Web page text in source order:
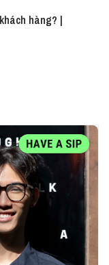
hàng? |